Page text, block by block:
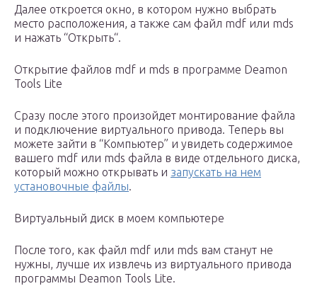
Далее откроется окно, в котором нужно выбрать
место расположения, а также сам файл mdf или mds
и нажать “Открыть“.
Открытие файлов mdf и mds в программе Deamon
Tools Lite
Сразу после этого произойдет монтирование файла
и подключение виртуального привода. Теперь вы
можете зайти в “Компьютер” и увидеть содержимое
вашего mdf или mds файла в виде отдельного диска,
который можно открывать и запускать на нем
установочные файлы.
Виртуальный диск в моем компьютере
После того, как файл mdf или mds вам станут не
нужны, лучше их извлечь из виртуального привода
программы Deamon Tools Lite.